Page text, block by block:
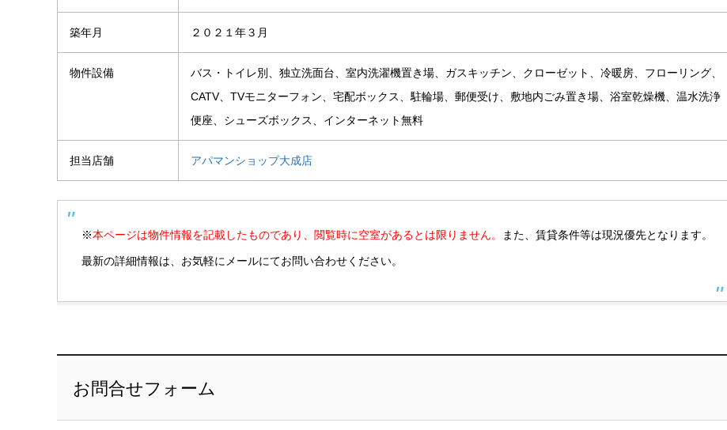
築年月 ２０２１年３月
物件設備
バス・トイレ別、独立洗面台、室内洗濯機置き場、ガスキッチン、クローゼット、冷暖房、フローリング、
CATV、TVモニターフォン、宅配ボックス、駐輪場、郵便受け、敷地内ごみ置き場、浴室乾燥機、温水洗浄
便座、シューズボックス、インターネット無料
担当店舗 アパマンショップ大成店
※本ページは物件情報を記載したものであり、閲覧時に空室があるとは限りません。 また、賃貸条件等は現況優先となります。
最新の詳細情報は、お気軽にメールにてお問い合わせください。
お問合せフォーム